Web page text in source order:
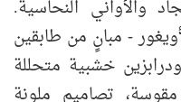
والأواني النحاسية.
- مبانٍ من طابقين
خشبية متحللة
تصاميم ملونة